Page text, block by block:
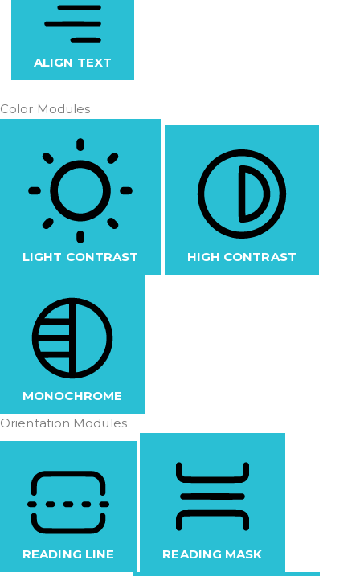
ALIGN TEXT
Color Modules
LIGHT CONTRAST HIGH CONTRAST
MONOCHROME
Orientation Modules
READING LINE READING MASK